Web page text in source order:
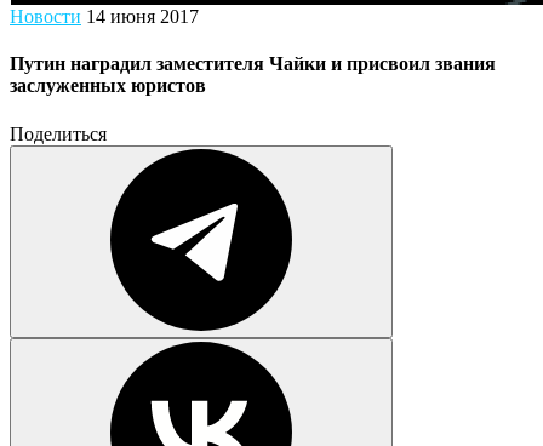
Новости 14 июня 2017
Путин наградил заместителя Чайки и присвоил звания
заслуженных юристов
Поделиться